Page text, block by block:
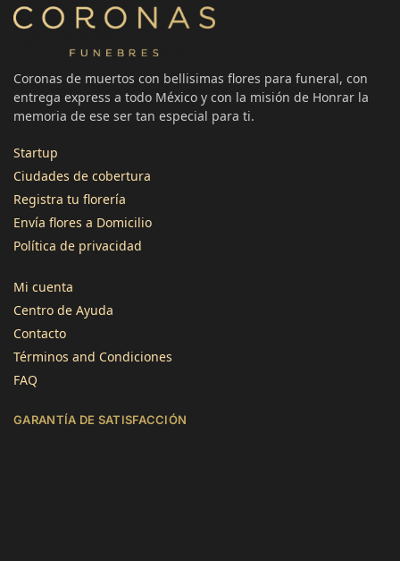
Coronas de muertos con bellisimas flores para funeral, con
entrega express a todo México y con la misión de Honrar la
memoria de ese ser tan especial para ti.
Startup
Ciudades de cobertura
Registra tu florería
Envía flores a Domicilio
Política de privacidad
Mi cuenta
Centro de Ayuda
Contacto
Términos and Condiciones
FAQ
GARANTÍA DE SATISFACCIÓN
3496 Reseñas
Cliente verificado